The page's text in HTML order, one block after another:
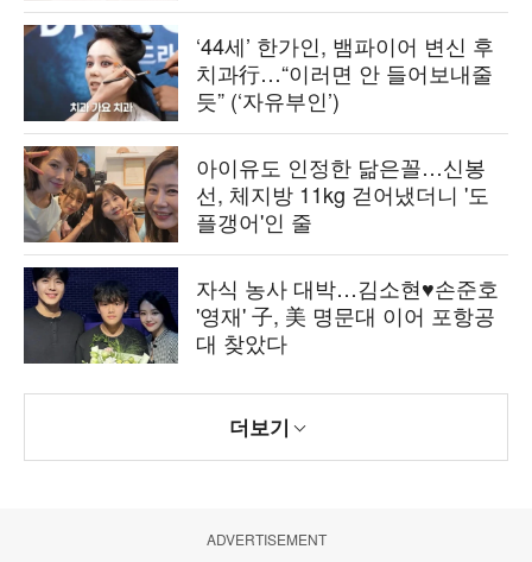
‘44세’ 한가인, 뱀파이어 변신 후
치과行…“이러면 안 들어보내줄
듯” (‘자유부인’)
아이유도 인정한 닮은꼴…신봉
선, 체지방 11kg 걷어냈더니 '도
플갱어'인 줄
자식 농사 대박…김소현♥손준호
'영재' 子, 美 명문대 이어 포항공
대 찾았다
더보기
ADVERTISEMENT